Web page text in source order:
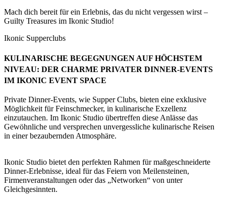
Mach dich bereit für ein Erlebnis, das du nicht vergessen wirst –
Guilty Treasures im Ikonic Studio!
Ikonic Supperclubs
KULINARISCHE BEGEGNUNGEN AUF HÖCHSTEM
NIVEAU: DER CHARME PRIVATER DINNER-EVENTS
IM IKONIC EVENT SPACE
Private Dinner-Events, wie Supper Clubs, bieten eine exklusive
Möglichkeit für Feinschmecker, in kulinarische Exzellenz
einzutauchen. Im Ikonic Studio übertreffen diese Anlässe das
Gewöhnliche und versprechen unvergessliche kulinarische Reisen
in einer bezaubernden Atmosphäre.
Ikonic Studio bietet den perfekten Rahmen für maßgeschneiderte
Dinner-Erlebnisse, ideal für das Feiern von Meilensteinen,
Firmenveranstaltungen oder das „Networken“ von unter
Gleichgesinnten.